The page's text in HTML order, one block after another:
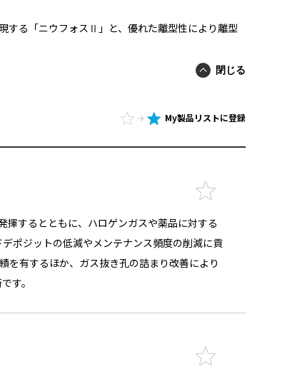
する「ニウフォスⅡ」と、優れた離型性により離型
閉じる
My製品リストに登録
するとともに、ハロゲンガスや薬品に対する
ポジットの低減やメンテナンス頻度の削減に貢
を有するほか、ガス抜き孔の詰まり改善により
す。